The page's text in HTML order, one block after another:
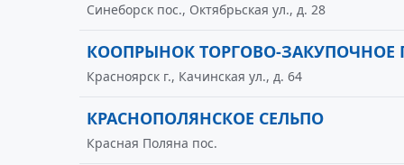
Синеборск пос., Октябрьская ул., д. 28
КООПРЫНОК ТОРГОВО-ЗАКУПОЧНОЕ
Красноярск г., Качинская ул., д. 64
КРАСНОПОЛЯНСКОЕ СЕЛЬПО
Красная Поляна пос.